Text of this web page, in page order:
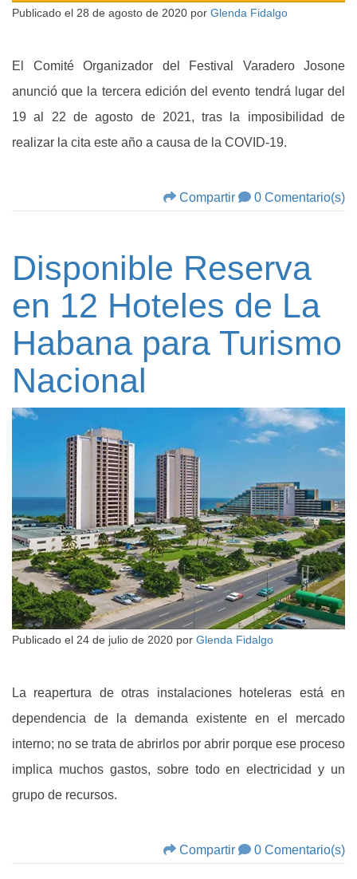
Publicado el 28 de agosto de 2020 por Glenda Fidalgo
El Comité Organizador del Festival Varadero Josone
anunció que la tercera edición del evento tendrá lugar del
19 al 22 de agosto de 2021, tras la imposibilidad de
realizar la cita este año a causa de la COVID-19.
Compartir 0 Comentario(s)
Disponible Reserva
en 12 Hoteles de La
Habana para Turismo
Nacional
Publicado el 24 de julio de 2020 por Glenda Fidalgo
La reapertura de otras instalaciones hoteleras está en
dependencia de la demanda existente en el mercado
interno; no se trata de abrirlos por abrir porque ese proceso
implica muchos gastos, sobre todo en electricidad y un
grupo de recursos.
Compartir 0 Comentario(s)